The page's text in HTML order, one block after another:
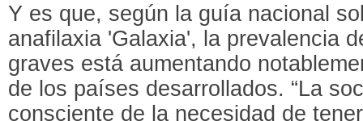
Y es que, según la guía nacional
anafilaxia 'Galaxia', la prevalencia
graves está aumentando
de los países desarrollados. “La
consciente de la necesidad de